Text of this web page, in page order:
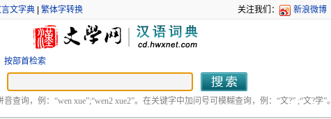
文字典| 繁体字转换 关注我们： 新浪微博
按部首检索
音查询，例：“wen xue”;“wen2 xue2”。在关键字中加问号可模糊查询，例：“文?” ;“文?学”。